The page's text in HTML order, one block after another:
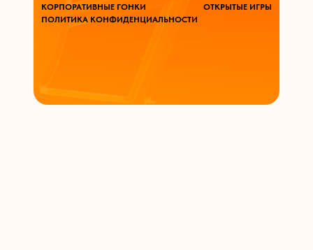
ПОЛИТИКА КОНФИДЕНЦИАЛЬНОСТИ
КОРПОРАТИВНЫЕ ГОНКИ
ОТКРЫТЫЕ ИГРЫ